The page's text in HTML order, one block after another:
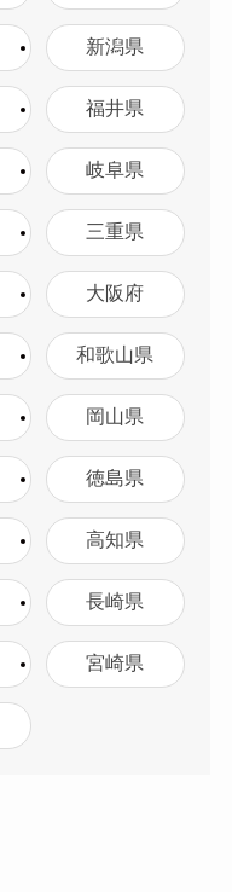
新潟県
福井県
岐阜県
三重県
大阪府
和歌山県
岡山県
徳島県
高知県
長崎県
宮崎県